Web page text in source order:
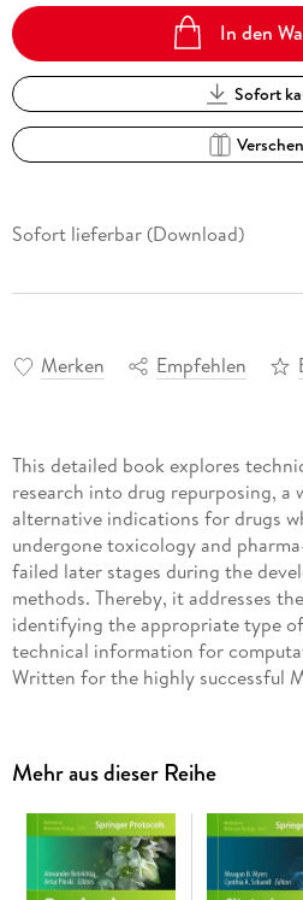
In den
Sofort
Sofort lieferbar (Download)
Merken Empfehlen
This detailed book explores
research into drug repurposing,
alternative indications for drugs
undergone toxicology and
failed later stages during the
methods. Thereby, it addresses
identifying the appropriate type
technical information for
Written for the highly successful
Authoritative and practical,
Drug Repurposing serves as an
interested in this vital area of
Mehr aus dieser Reihe